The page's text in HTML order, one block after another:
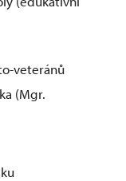
veteránů
(Mgr.